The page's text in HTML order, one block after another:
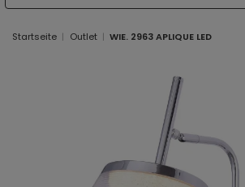
Startseite Outlet WIE. 2963 APLIQUE LED